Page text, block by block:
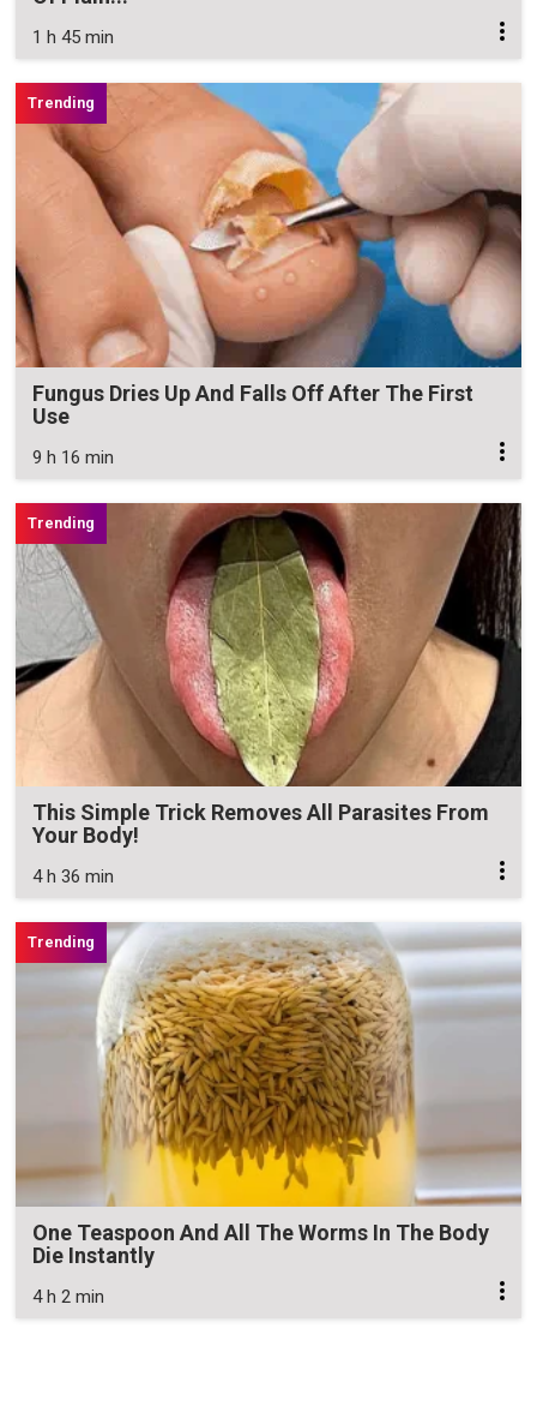
1 h 45 min
Fungus Dries Up And Falls Off After The First
Use
9 h 16 min
This Simple Trick Removes All Parasites From
Your Body!
4 h 36 min
One Teaspoon And All The Worms In The Body
Die Instantly
4 h 2 min